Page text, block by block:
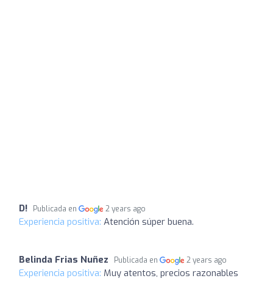
D! Publicada en 2 years ago
Experiencia positiva: Atención súper buena.
Belinda Frias Nuñez Publicada en 2 years ago
Experiencia positiva: Muy atentos, precios razonables